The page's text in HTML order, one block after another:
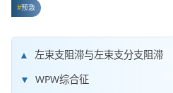
预激
左束支阻滞与左束支分支阻滞
WPW综合征